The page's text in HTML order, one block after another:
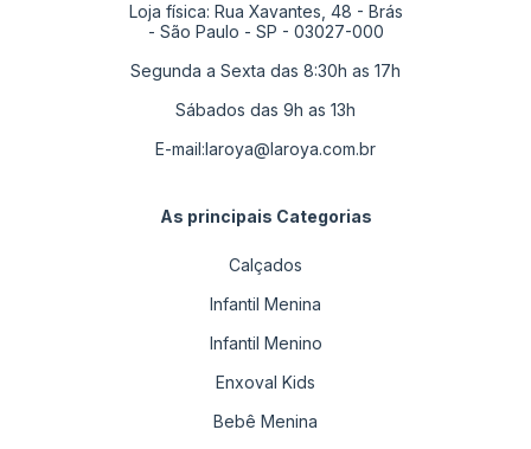
Loja física: Rua Xavantes, 48 - Brás
- São Paulo - SP - 03027-000
Segunda a Sexta das 8:30h as 17h
Sábados das 9h as 13h
E-mail:laroya@laroya.com.br
As principais Categorias
Calçados
Infantil Menina
Infantil Menino
Enxoval Kids
Bebê Menina